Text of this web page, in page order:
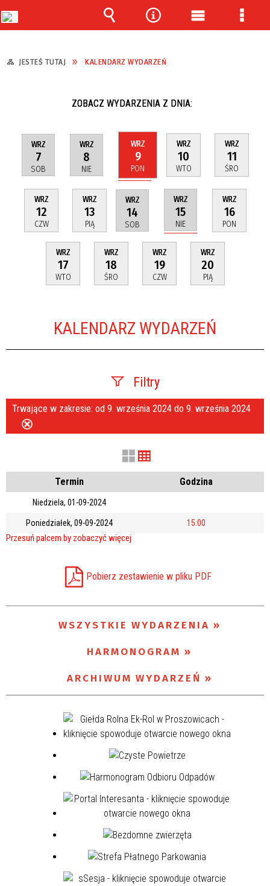
JESTEŚ TUTAJ KALENDARZ WYDARZEŃ
ZOBACZ WYDARZENIA Z DNIA:
WRZ
7
SOB
WRZ
8
NIE
WRZ
9
PON
WRZ
10
WTO
WRZ
11
ŚRO
WRZ
12
CZW
WRZ
13
PIĄ
WRZ
14
SOB
WRZ
15
NIE
WRZ
16
PON
WRZ
17
WTO
WRZ
18
ŚRO
WRZ
19
CZW
WRZ
20
PIĄ
KALENDARZ WYDARZEŃ
Filtry
Szukana fraza
—
Trwające w zakresie: od 9. września 2024 do 9. września 2024
Termin Godzina
Niedziela, 01-09-2024
Poniedziałek, 09-09-2024 15:00
Pobierz zestawienie w pliku PDF
WSZYSTKIE WYDARZENIA
HARMONOGRAM
ARCHIWUM WYDARZEŃ
Wyszukiwarka
NarzędziaMenu
Menu